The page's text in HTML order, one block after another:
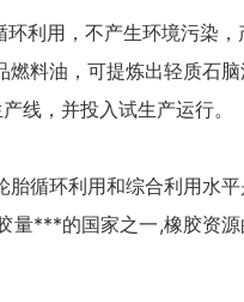
利用，不产生环境污染
料油，可提炼出轻质石
线，并投入试生产运行。
循环利用和综合利用水
量***的国家之一,橡胶资